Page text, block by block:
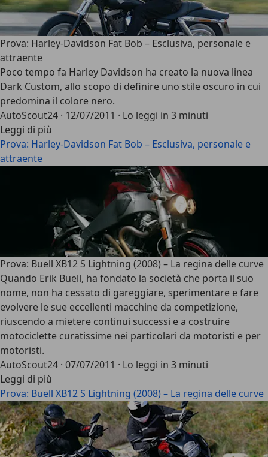
Prova: Harley-Davidson Fat Bob – Esclusiva, personale e
attraente
Poco tempo fa Harley Davidson ha creato la nuova linea
Dark Custom, allo scopo di definire uno stile oscuro in cui
predomina il colore nero.
AutoScout24 · 12/07/2011 · Lo leggi in 3 minuti
Leggi di più
Prova: Harley-Davidson Fat Bob – Esclusiva, personale e
attraente
Prova: Buell XB12 S Lightning (2008) – La regina delle curve
Quando Erik Buell, ha fondato la società che porta il suo
nome, non ha cessato di gareggiare, sperimentare e fare
evolvere le sue eccellenti macchine da competizione,
riuscendo a mietere continui successi e a costruire
motociclette curatissime nei particolari da motoristi e per
motoristi.
AutoScout24 · 07/07/2011 · Lo leggi in 3 minuti
Leggi di più
Prova: Buell XB12 S Lightning (2008) – La regina delle curve